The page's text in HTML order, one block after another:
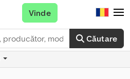
Căutare
Vinde